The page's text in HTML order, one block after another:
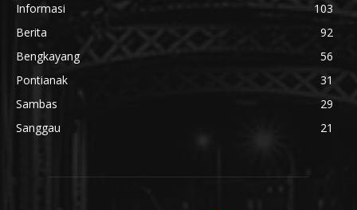
Informasi
103
Berita
92
Bengkayang
56
Pontianak
31
Sambas
29
Sanggau
21